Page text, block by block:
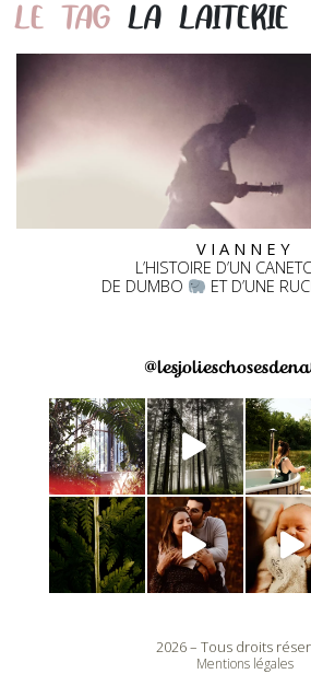
LE TAGLA LAITERIE
V I A N N E Y
L’HISTOIRE D’UN
DE DUMBO
ET D’UNE
2026 – Tous droits
Mentions légales